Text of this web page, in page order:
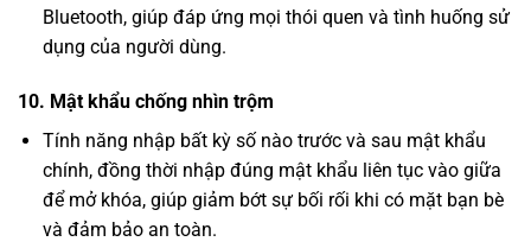
Bluetooth, giúp đáp ứng mọi thói quen và tình huống sử
dụng của người dùng.
10. Mật khẩu chống nhìn trộm
Tính năng nhập bất kỳ số nào trước và sau mật khẩu
chính, đồng thời nhập đúng mật khẩu liên tục vào giữa
để mở khóa, giúp giảm bớt sự bối rối khi có mặt bạn bè
và đảm bảo an toàn.